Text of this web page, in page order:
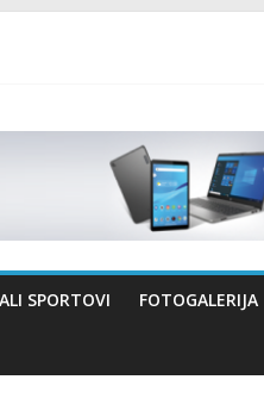
organizatoricama na
SPORTOVI FOTOGALERIJA